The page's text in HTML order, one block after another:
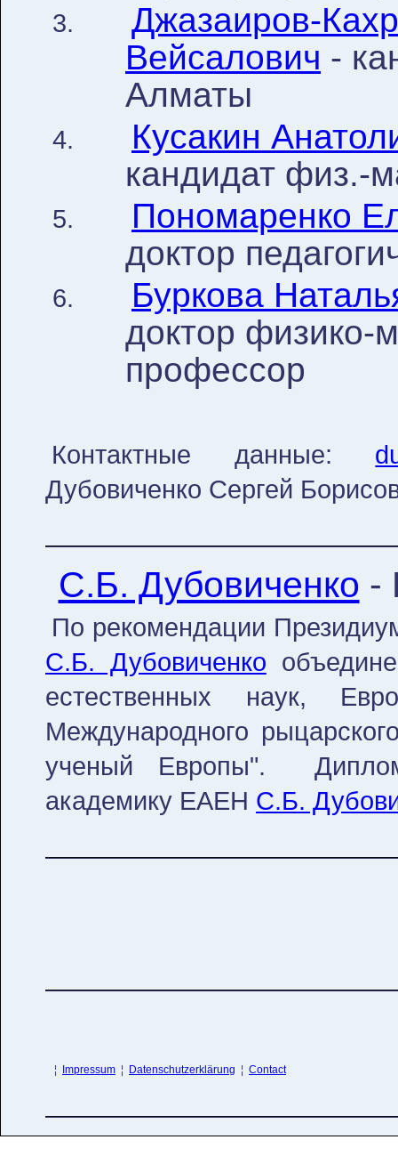
Джазаиров-
Вейсалович -
Алматы
Кусакин
кандидат физ.-
Пономаренко
доктор
Буркова
доктор физико-
профессор
Контактные данные:
Дубовиченко Сергей
С.Б. Дубовиченко -
По рекомендации
С.Б. Дубовиченко
естественных наук,
Международного
ученый Европы".
академику ЕАЕН С.Б.
¦ Impressum ¦ Datenschutzerklärung ¦ Contact